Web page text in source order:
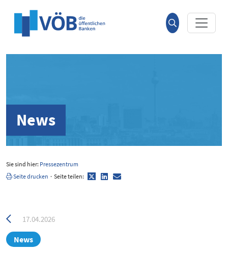
Suche
öffnen
News
Sie sind hier: Pressezentrum
Seite drucken · Seite teilen: TwitterLinkedIn
E-
Mail
Zurück
zur
17.04.2026
News